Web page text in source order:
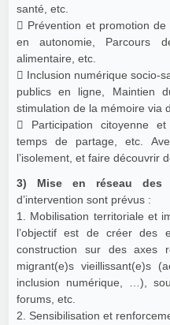
santé, etc.
 Prévention et promotion
en autonomie, Parcours
alimentaire, etc.
 Inclusion numérique socio-
publics en ligne, Maintien
stimulation de la mémoire via
 Participation citoyenne
temps de partage, etc.
l’isolement, et faire découvrir
3) Mise en réseau des
d’intervention sont prévus :
1. Mobilisation territoriale et
l’objectif est de créer des
construction sur des axes
migrant(e)s vieillissant(e)s
inclusion numérique, …),
forums, etc.
2. Sensibilisation et